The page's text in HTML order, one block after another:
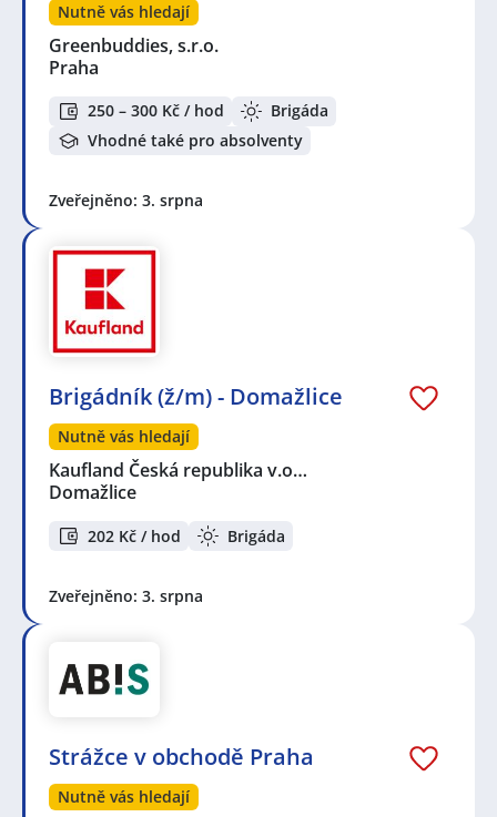
Nutně vás hledají
Greenbuddies, s.r.o.
Praha
250 – 300 Kč / hod
Brigáda
Vhodné také pro absolventy
Zveřejněno: 3. srpna
Brigádník (ž/m) - Domažlice
Nutně vás hledají
Kaufland Česká republika v.o…
Domažlice
202 Kč / hod Brigáda
Zveřejněno: 3. srpna
Strážce v obchodě Praha
Nutně vás hledají